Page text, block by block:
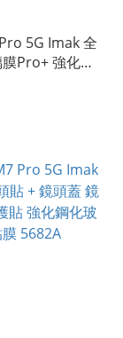
5G Imak 全
Pro+ 強化玻